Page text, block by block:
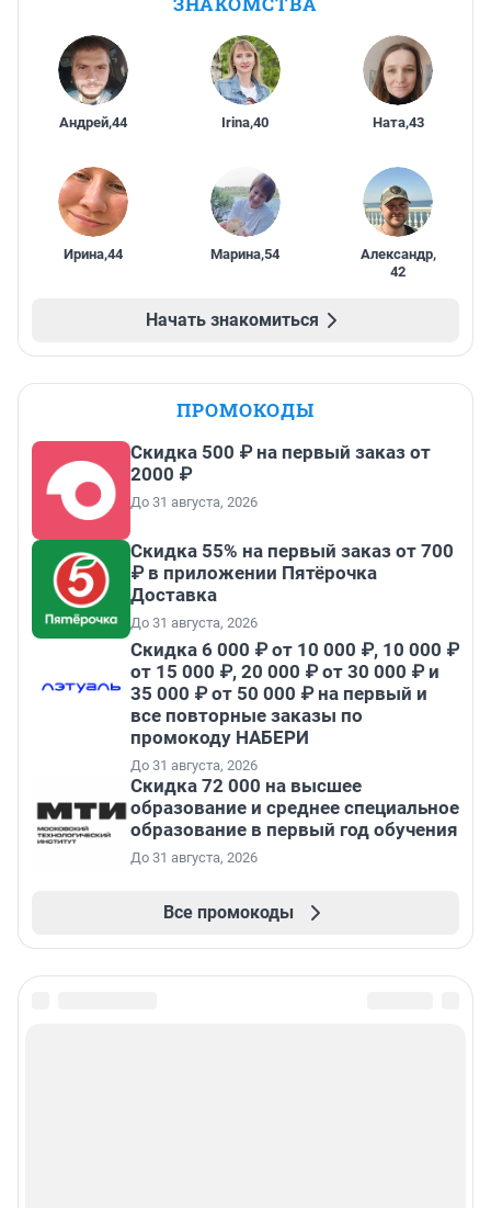
Андрей,44 Irina,40 Ната,43
Ирина,44 Марина,54 Александр,
42
Начать знакомиться
ПРОМОКОДЫ
Скидка 500 ₽ на первый заказ от
2000 ₽
До 31 августа, 2026
Скидка 55% на первый заказ от 700
₽ в приложении Пятёрочка
Доставка
До 31 августа, 2026
Скидка 6 000 ₽ от 10 000 ₽, 10 000 ₽
от 15 000 ₽, 20 000 ₽ от 30 000 ₽ и
35 000 ₽ от 50 000 ₽ на первый и
все повторные заказы по
промокоду НАБЕРИ
До 31 августа, 2026
Скидка 72 000 на высшее
образование и среднее специальное
образование в первый год обучения
До 31 августа, 2026
Все промокоды